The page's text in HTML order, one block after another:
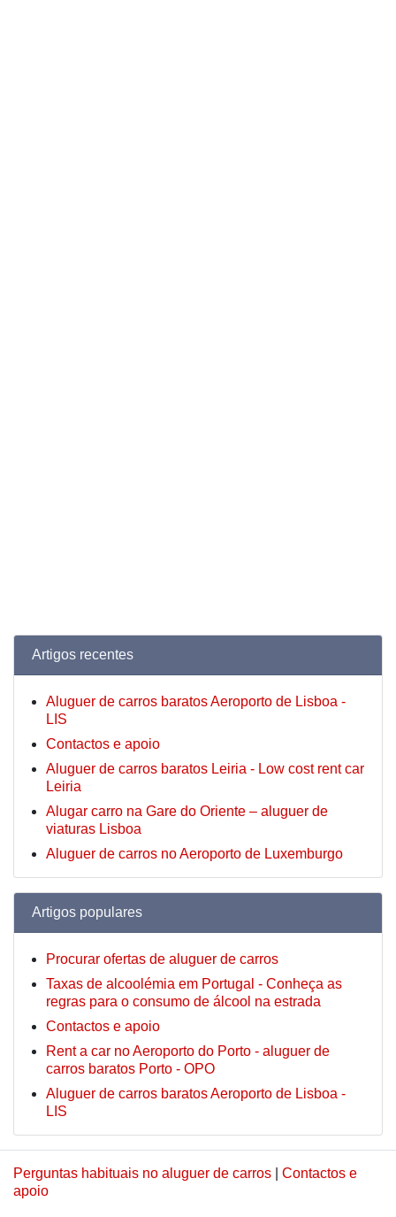
Artigos recentes
Aluguer de carros baratos Aeroporto de Lisboa -
LIS
Contactos e apoio
Aluguer de carros baratos Leiria - Low cost rent car
Leiria
Alugar carro na Gare do Oriente – aluguer de
viaturas Lisboa
Aluguer de carros no Aeroporto de Luxemburgo
Artigos populares
Procurar ofertas de aluguer de carros
Taxas de alcoolémia em Portugal - Conheça as
regras para o consumo de álcool na estrada
Contactos e apoio
Rent a car no Aeroporto do Porto - aluguer de
carros baratos Porto - OPO
Aluguer de carros baratos Aeroporto de Lisboa -
LIS
Perguntas habituais no aluguer de carros
Contactos e
apoio